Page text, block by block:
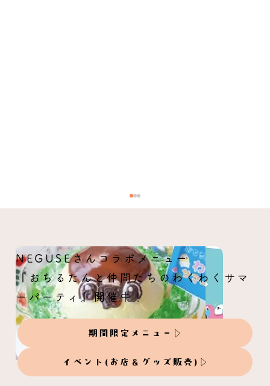
夏のことりくじ
NEGUSEさんコラボメニュー
『おちるたんと仲間たちのわくわくサマ
ーパーティ』開催中！
期間限定メニュー
イベント(お店＆グッズ販売)